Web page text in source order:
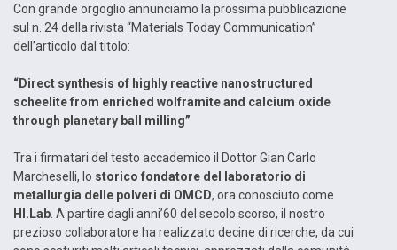
Con grande orgoglio annunciamo la prossima pubblicazione
sul n. 24 della rivista “Materials Today Communication”
dell’articolo dal titolo:
“Direct synthesis of highly reactive nanostructured
scheelite from enriched wolframite and calcium oxide
through planetary ball milling”
Tra i firmatari del testo accademico il Dottor Gian Carlo
Marcheselli, lo storico fondatore del laboratorio di
metallurgia delle polveri di OMCD, ora conosciuto come
HI.Lab . A partire dagli anni’60 del secolo scorso, il nostro
prezioso collaboratore ha realizzato decine di ricerche, da cui